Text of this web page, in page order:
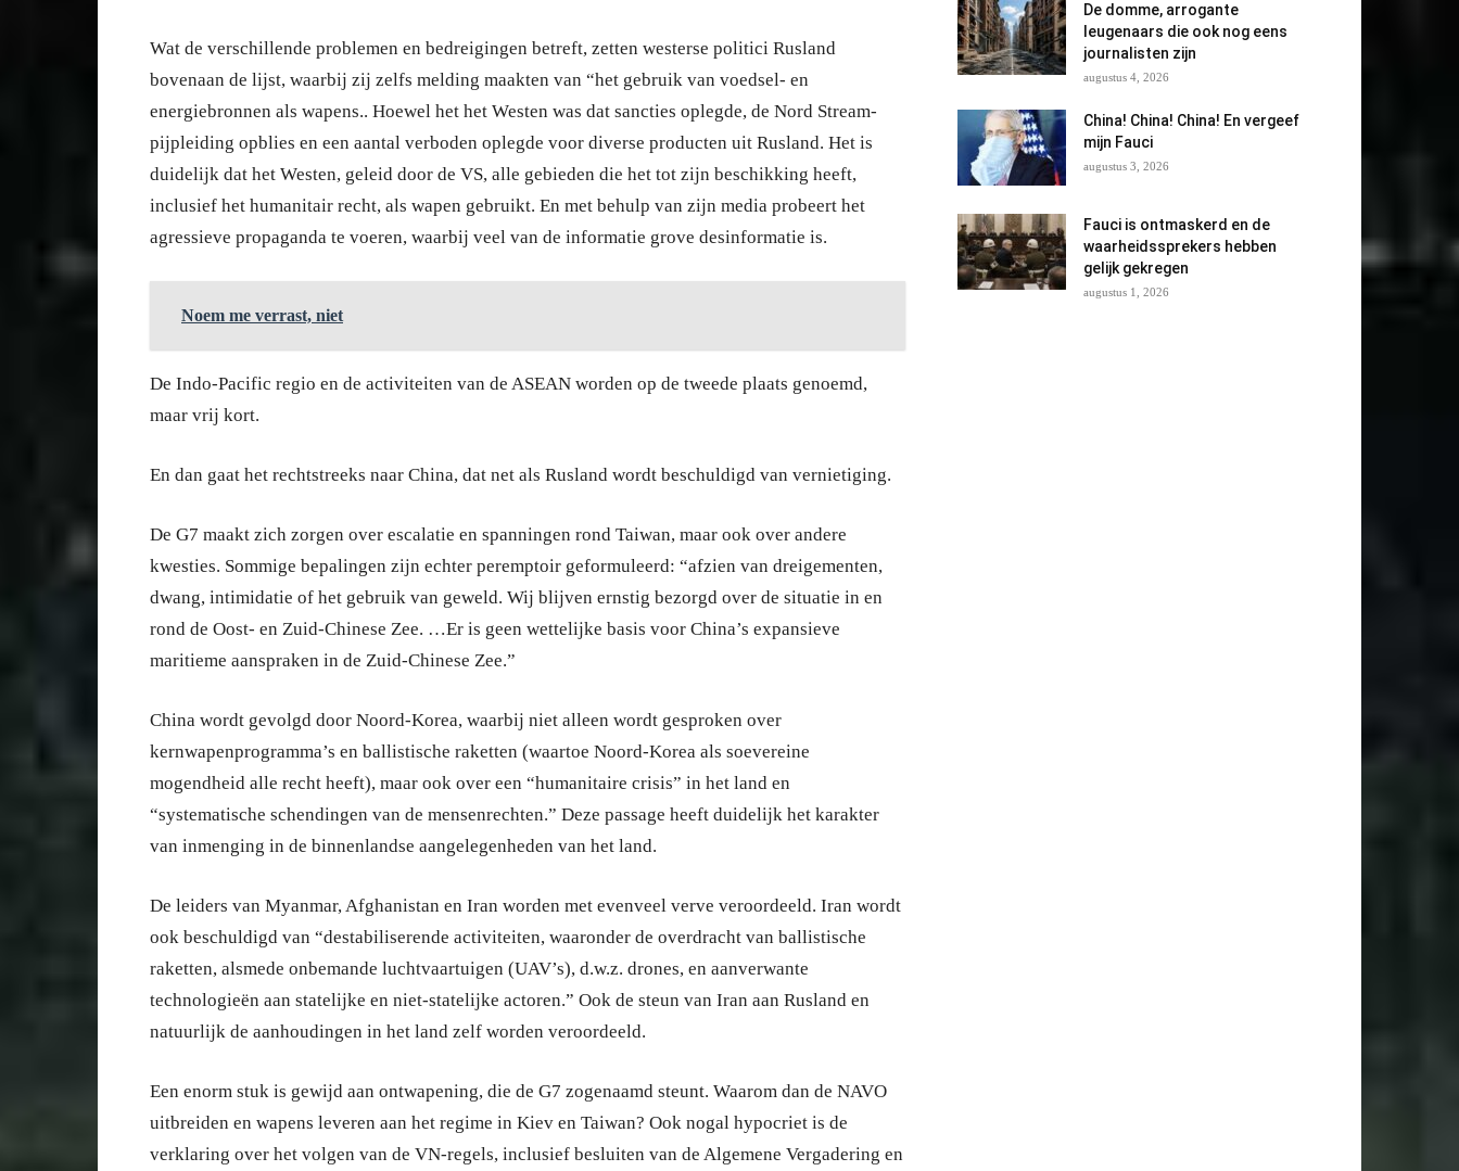
Wat de verschillende problemen en bedreigingen betreft, zetten westerse politici Rusland
bovenaan de lijst, waarbij zij zelfs melding maakten van “het gebruik van voedsel- en
energiebronnen als wapens.. Hoewel het het Westen was dat sancties oplegde, de Nord Stream-
pijpleiding opblies en een aantal verboden oplegde voor diverse producten uit Rusland. Het is
duidelijk dat het Westen, geleid door de VS, alle gebieden die het tot zijn beschikking heeft,
inclusief het humanitair recht, als wapen gebruikt. En met behulp van zijn media probeert het
agressieve propaganda te voeren, waarbij veel van de informatie grove desinformatie is.
Noem me verrast, niet
De Indo-Pacific regio en de activiteiten van de ASEAN worden op de tweede plaats genoemd,
maar vrij kort.
En dan gaat het rechtstreeks naar China, dat net als Rusland wordt beschuldigd van vernietiging.
De G7 maakt zich zorgen over escalatie en spanningen rond Taiwan, maar ook over andere
kwesties. Sommige bepalingen zijn echter peremptoir geformuleerd: “afzien van dreigementen,
dwang, intimidatie of het gebruik van geweld. Wij blijven ernstig bezorgd over de situatie in en
rond de Oost- en Zuid-Chinese Zee. …Er is geen wettelijke basis voor China’s expansieve
maritieme aanspraken in de Zuid-Chinese Zee.”
China wordt gevolgd door Noord-Korea, waarbij niet alleen wordt gesproken over
kernwapenprogramma’s en ballistische raketten (waartoe Noord-Korea als soevereine
mogendheid alle recht heeft), maar ook over een “humanitaire crisis” in het land en
“systematische schendingen van de mensenrechten.” Deze passage heeft duidelijk het karakter
van inmenging in de binnenlandse aangelegenheden van het land.
De leiders van Myanmar, Afghanistan en Iran worden met evenveel verve veroordeeld. Iran wordt
ook beschuldigd van “destabiliserende activiteiten, waaronder de overdracht van ballistische
raketten, alsmede onbemande luchtvaartuigen (UAV’s), d.w.z. drones, en aanverwante
technologieën aan statelijke en niet-statelijke actoren.” Ook de steun van Iran aan Rusland en
natuurlijk de aanhoudingen in het land zelf worden veroordeeld.
Een enorm stuk is gewijd aan ontwapening, die de G7 zogenaamd steunt. Waarom dan de NAVO
uitbreiden en wapens leveren aan het regime in Kiev en Taiwan? Ook nogal hypocriet is de
verklaring over het volgen van de VN-regels, inclusief besluiten van de Algemene Vergadering en
De domme, arrogante
leugenaars die ook nog eens
journalisten zijn
augustus 4, 2026
China! China! China! En vergeef
mijn Fauci
augustus 3, 2026
Fauci is ontmaskerd en de
waarheidssprekers hebben
gelijk gekregen
augustus 1, 2026